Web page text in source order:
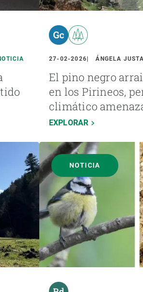
27-02-2026 ÁNGELA
El pino negro
en los Pirineos,
climático
EXPLORAR
NOTICIA